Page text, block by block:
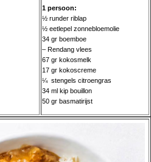
1 persoon:
½ runder riblap
½ eetlepel zonnebloemolie
34 gr boemboe
– Rendang vlees
67 gr kokosmelk
17 gr kokoscreme
¼ stengels citroengras
34 ml kip bouillon
50 gr basmatirijst